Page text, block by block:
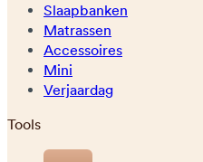
Slaapbanken
Matrassen
Accessoires
Mini
Verjaardag
Tools